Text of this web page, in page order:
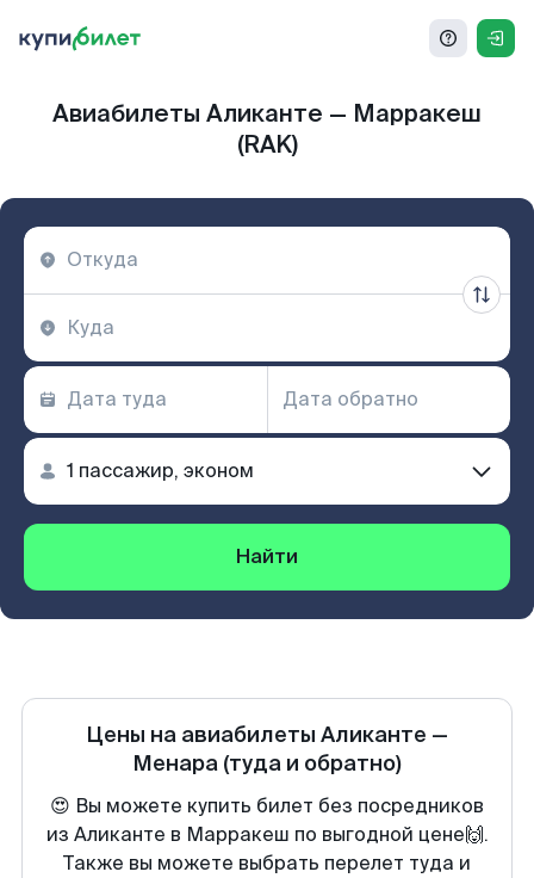
Авиабилеты Аликанте — Марракеш
(RAK)
Найти
Цены на авиабилеты Аликанте —
Менара (туда и обратно)
😍 Вы можете купить билет без посредников
из Аликанте в Марракеш по выгодной цене🙌.
Также вы можете выбрать перелет туда и